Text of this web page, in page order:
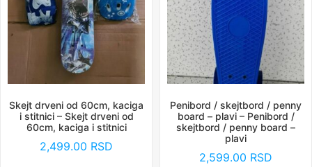
Skejt drveni od 60cm, kaciga
i stitnici – Skejt drveni od
60cm, kaciga i stitnici
2,499.00 RSD
Penibord / skejtbord / penny
board – plavi – Penibord /
skejtbord / penny board –
plavi
2,599.00 RSD